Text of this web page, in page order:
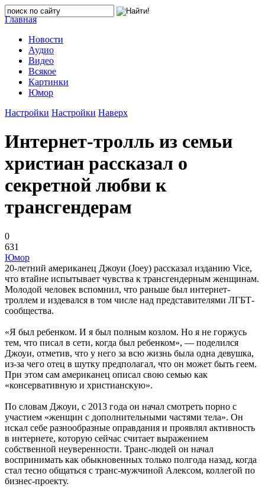
Главная
Новости
Аудио
Видео
Всякое
Картинки
Юмор
Настройки Настройки Наверх
Интернет-тролль из семьи
христиан рассказал о
секретной любви к
трансгендерам
0
631
Юмор
20-летний американец Джоуи (Joey) рассказал изданию Vice,
что втайне испытывает чувства к трансгендерным женщинам.
Молодой человек вспомнил, что раньше был интернет-
троллем и издевался в том числе над представителями ЛГБТ-
сообщества.
«Я был ребенком. И я был полным козлом. Но я не горжусь
тем, что писал в сети, когда был ребенком», — поделился
Джоуи, отметив, что у него за всю жизнь была одна девушка,
из-за чего отец в шутку предполагал, что он может быть геем.
При этом сам американец описал свою семью как
«консервативную и христианскую».
По словам Джоуи, с 2013 года он начал смотреть порно с
участием «женщин с дополнительными частями тела». Он
искал себе разнообразные оправдания и проявлял активность
в интернете, которую сейчас считает выражением
собственной неуверенности. Транс-людей он начал
воспринимать как обыкновенных только полгода назад, когда
стал тесно общаться с транс-мужчиной Алексом, коллегой по
бизнес-проекту.